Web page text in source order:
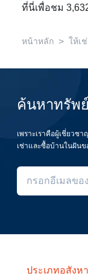
ที่นี่เพื่อชม
หน้าหลัก > ให้เ
ค้นหาทรัพ
เพราะเราคือผู้เชี่ยวช
เช่าและซื้อบ้านในฝัน
ประเภทอสังห